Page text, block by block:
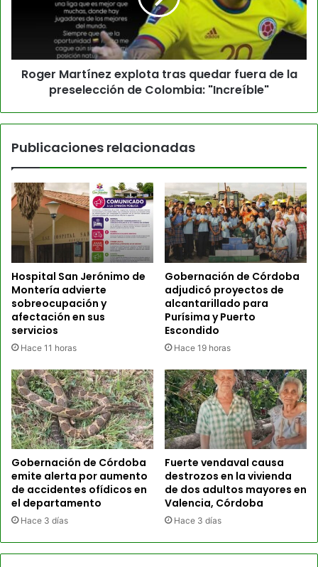
Roger Martínez explota tras quedar fuera de la
preselección de Colombia: "Increíble"
Publicaciones relacionadas
Hospital San Jerónimo de
Montería advierte
sobreocupación y
afectación en sus
servicios
Hace 11 horas
Gobernación de Córdoba
adjudicó proyectos de
alcantarillado para
Purísima y Puerto
Escondido
Hace 19 horas
Gobernación de Córdoba
emite alerta por aumento
de accidentes ofídicos en
el departamento
Hace 3 días
Fuerte vendaval causa
destrozos en la vivienda
de dos adultos mayores en
Valencia, Córdoba
Hace 3 días